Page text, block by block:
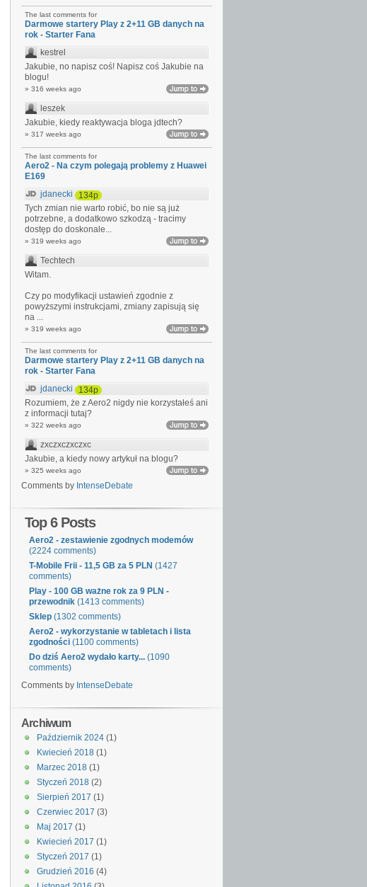
The last comments for
Darmowe startery Play z 2+11 GB danych na
rok - Starter Fana
kestrel
Jakubie, no napisz coś! Napisz coś Jakubie na
blogu!
» 316 weeks ago
leszek
Jakubie, kiedy reaktywacja bloga jdtech?
» 317 weeks ago
The last comments for
Aero2 - Na czym polegają problemy z Huawei
E169
jdanecki
134p
Tych zmian nie warto robić, bo nie są już
potrzebne, a dodatkowo szkodzą - tracimy
dostęp do doskonale...
» 319 weeks ago
Techtech
Witam.
Czy po modyfikacji ustawień zgodnie z
powyższymi instrukcjami, zmiany zapisują się
na ...
» 319 weeks ago
The last comments for
Darmowe startery Play z 2+11 GB danych na
rok - Starter Fana
jdanecki
134p
Rozumiem, że z Aero2 nigdy nie korzystałeś ani
z informacji tutaj?
» 322 weeks ago
zxczxczxczxc
Jakubie, a kiedy nowy artykuł na blogu?
» 325 weeks ago
Comments by IntenseDebate
Top 6 Posts
Aero2 - zestawienie zgodnych modemów
(2224 comments)
T-Mobile Frii - 11,5 GB za 5 PLN (1427
comments)
Play - 100 GB ważne rok za 9 PLN -
przewodnik(1413 comments)
Sklep(1302 comments)
Aero2 - wykorzystanie w tabletach i lista
zgodności(1100 comments)
Do dziś Aero2 wydało karty...(1090
comments)
Comments by IntenseDebate
Archiwum
Październik 2024 (1)
Kwiecień 2018 (1)
Marzec 2018 (1)
Styczeń 2018 (2)
Sierpień 2017 (1)
Czerwiec 2017 (3)
Maj 2017 (1)
Kwiecień 2017 (1)
Styczeń 2017 (1)
Grudzień 2016 (4)